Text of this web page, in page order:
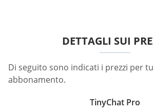
DETTAGLI SUI
Di seguito sono indicati i prezzi per
abbonamento.
TinyChat Pro